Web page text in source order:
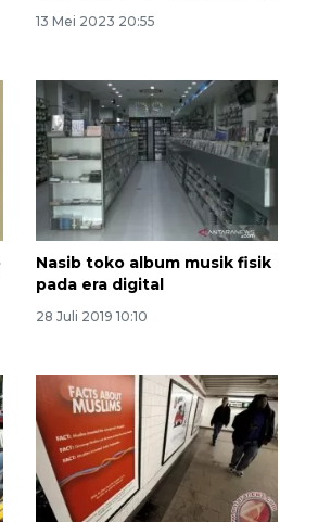
13 Mei 2023 20:55
Nasib toko album musik fisik
pada era digital
28 Juli 2019 10:10